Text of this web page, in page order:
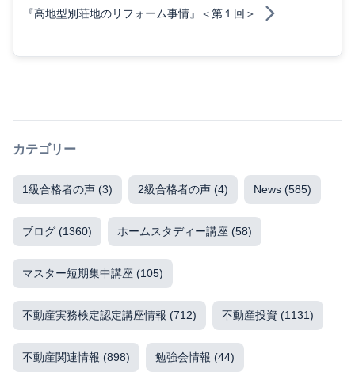
『高地型別荘地のリフォーム事情』＜第１回＞
カテゴリー
1級合格者の声 (3) 2級合格者の声 (4) News (585)
ブログ (1360) ホームスタディー講座 (58)
マスター短期集中講座 (105)
不動産実務検定認定講座情報 (712) 不動産投資 (1131)
不動産関連情報 (898) 勉強会情報 (44)